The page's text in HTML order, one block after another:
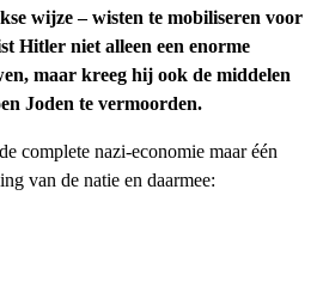
wijze – wisten te mobiliseren voor
Hitler niet alleen een enorme
maar kreeg hij ook de middelen
Joden te vermoorden.
complete nazi-economie maar één
van de natie en daarmee: